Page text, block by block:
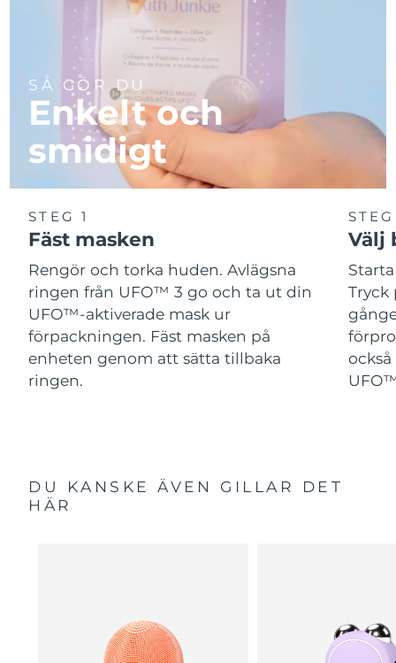
SÅ GÖR DU
Enkelt och
smidigt
STEG 1
Fäst masken
Rengör och torka huden. Avlägsna
ringen från UFO™ 3 go och ta ut din
UFO™-aktiverade mask ur
förpackningen. Fäst masken på
enheten genom att sätta tillbaka
ringen.
Välj
Tryck
DU KANSKE ÄVEN GILLAR DET
HÄR